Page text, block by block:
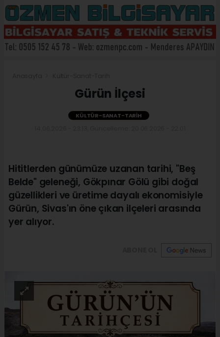
Gürün İlçesi
KÜLTÜR-SANAT-TARIH
Hititlerden günümüze uzanan tarihi, "Beş
Belde" geleneği, Gökpınar Gölü gibi doğal
güzellikleri ve üretime dayalı ekonomisiyle
Gürün, Sivas'ın öne çıkan ilçeleri arasında
yer alıyor.